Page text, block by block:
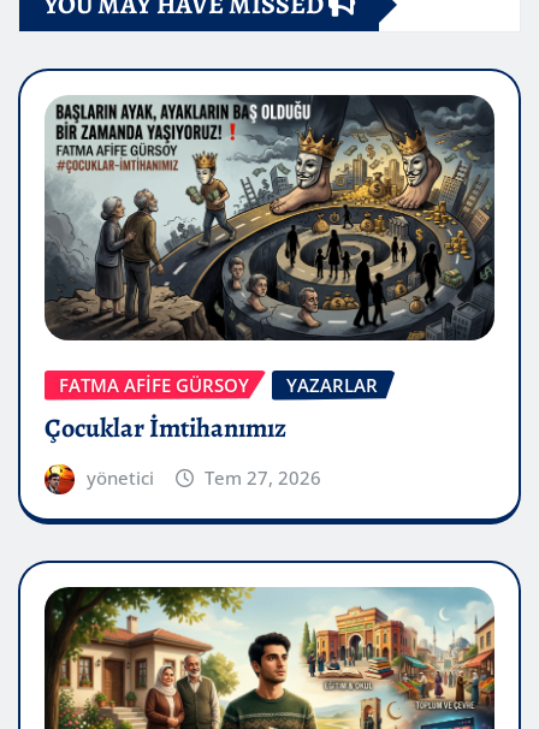
FATMA AFİFE GÜRSOY YAZARLAR
Çocuklar İmtihanımız
yönetici Tem 27, 2026